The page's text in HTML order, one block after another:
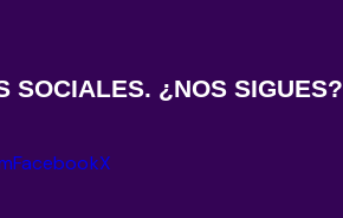
SOCIALES. ¿NOS SIGUES?
FacebookX